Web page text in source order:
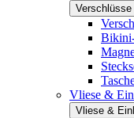
Verschlüsse
Vliese &
Vliese &